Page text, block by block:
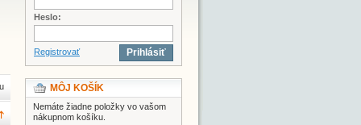
Heslo:
Registrovať Prihlásiť
MÔJ KOŠÍK
Nemáte žiadne položky vo vašom
nákupnom košíku.